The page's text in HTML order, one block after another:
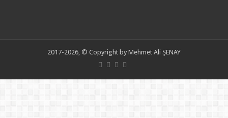
2017-2026, © Copyright by Mehmet Ali ŞENAY